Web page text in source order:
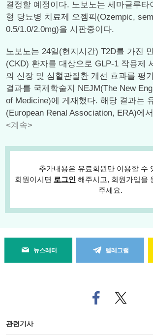
결정할 예정이다. 노보노는 세마글루타
형 당뇨병 치료제 오젬픽(Ozempic,
0.5/1.0/2.0mg)을 시판중이다.
노보노는 24일(현지시간) T2D를 가진
(CKD) 환자를 대상으로 GLP-1 작용제
의 신장 및 심혈관질환 개선 효과를 평
결과를 국제학술지 NEJM(The New
of Medicine)에 게재했다. 해당 결과는
(European Renal Association, ERA)에
<계속>
추가내용은 유료회원만 이용할 수
회원이시면 로그인 해주시고, 회원가입을
주세요.
뉴스레터 텔레그램
페
이
트위
터로
관련기사